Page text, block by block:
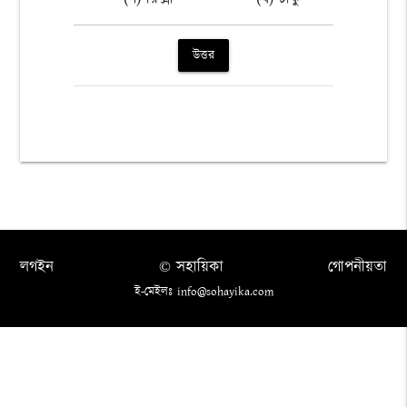
উত্তর
লগইন গোপনীয়তা
© সহায়িকা
ই-মেইলঃ info@sohayika.com